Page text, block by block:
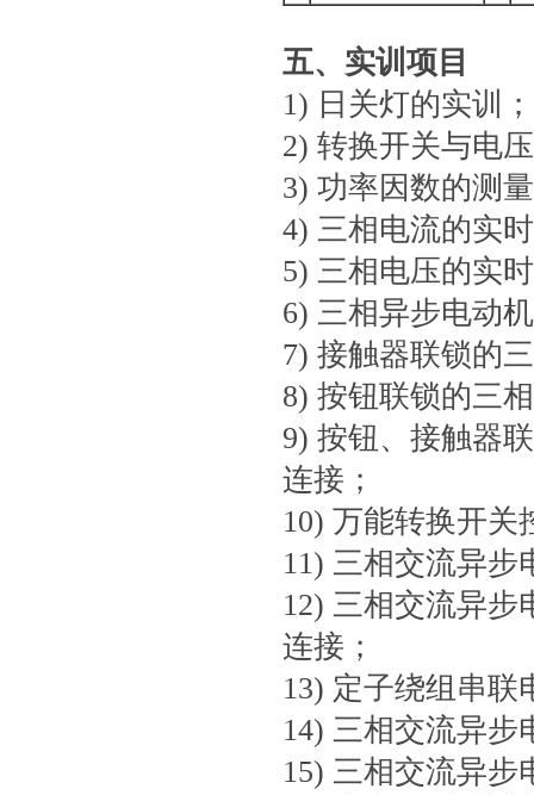
五、实训项目
1) 日关灯的实训；
2) 转换开关与电
3) 功率因数的测
4) 三相电流的实
5) 三相电压的实
6) 三相异步电动
7) 接触器联锁的
8) 按钮联锁的三
9) 按钮、接触器
连接；
10) 万能转换开关
11) 三相交流异
12) 三相交流异
连接；
13) 定子绕组串联
14) 三相交流异步
15) 三相交流异步